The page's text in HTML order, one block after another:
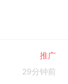
推广
29分钟前